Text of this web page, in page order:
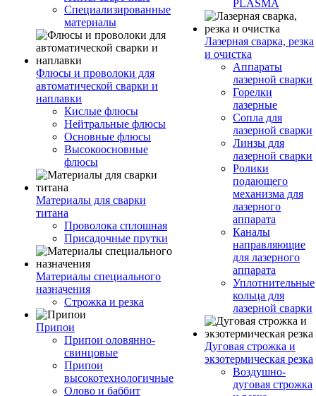
Специализированные
материалы
Флюсы и проволоки для
автоматической сварки и
наплавки
Кислые флюсы
Нейтральные флюсы
Основные флюсы
Высокоосновные
флюсы
Материалы для сварки
титана
Проволока сплошная
Присадочные прутки
Материалы специального
назначения
Строжка и резка
Припои
Припои оловянно-
свинцовые
Припои
высокотехнологичные
Олово и баббит
PLASMA
Лазерная сварка, резка
и очистка
Аппараты
лазерной сварки
Горелки
лазерные
Сопла для
лазерной сварки
Линзы для
лазерной сварки
Ролики
подающего
механизма для
лазерного
аппарата
Каналы
направляющие
для лазерного
аппарата
Уплотнительные
кольца для
лазерной сварки
Дуговая строжка и
экзотермическая резка
Воздушно-
дуговая строжка